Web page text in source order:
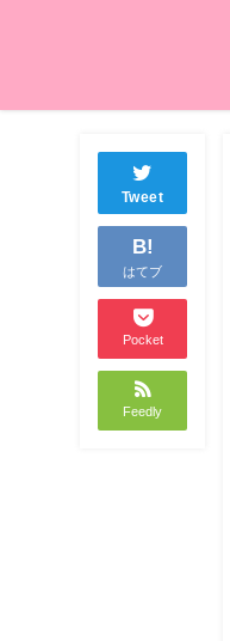
Tweet
B!
はてブ
Pocket
Feedly